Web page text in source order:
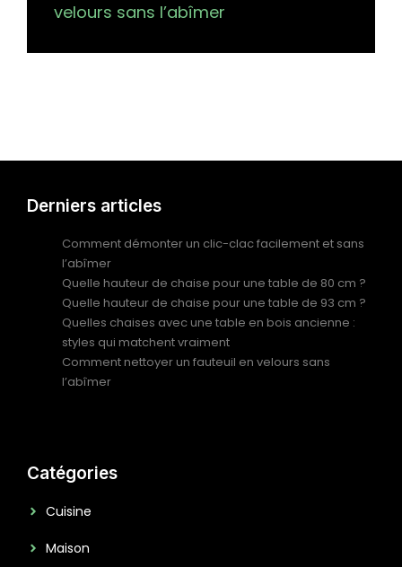
velours sans l’abîmer
Derniers articles
Comment démonter un clic-clac facilement et sans
l’abîmer
Quelle hauteur de chaise pour une table de 80 cm ?
Quelle hauteur de chaise pour une table de 93 cm ?
Quelles chaises avec une table en bois ancienne :
styles qui matchent vraiment
Comment nettoyer un fauteuil en velours sans
l’abîmer
Catégories
Cuisine
Maison